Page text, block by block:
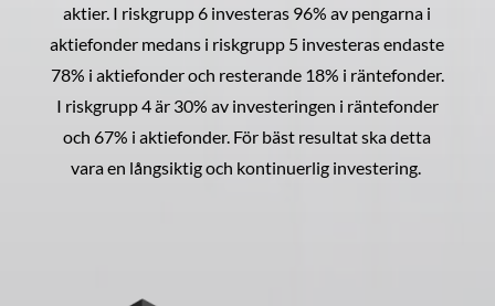
aktier. I riskgrupp 6 investeras 96% av pengarna i
aktiefonder medans i riskgrupp 5 investeras endaste
78% i aktiefonder och resterande 18% i räntefonder.
I riskgrupp 4 är 30% av investeringen i räntefonder
och 67% i aktiefonder. För bäst resultat ska detta
vara en långsiktig och kontinuerlig investering.